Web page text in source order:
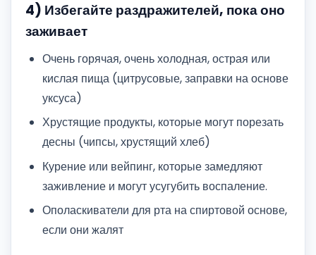
4) Избегайте раздражителей, пока оно
заживает
Очень горячая, очень холодная, острая или
кислая пища (цитрусовые, заправки на основе
уксуса)
Хрустящие продукты, которые могут порезать
десны (чипсы, хрустящий хлеб)
Курение или вейпинг, которые замедляют
заживление и могут усугубить воспаление.
Ополаскиватели для рта на спиртовой основе,
если они жалят